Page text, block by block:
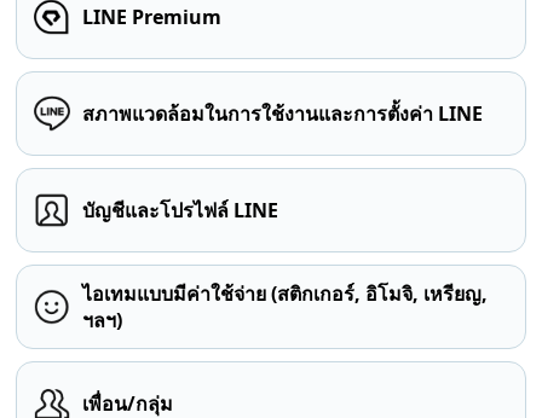
LINE Premium
สภาพแวดล้อมในการใช้งานและการตั้งค่า LINE
บัญชีและโปรไฟล์ LINE
ไอเทมแบบมีค่าใช้จ่าย (สติกเกอร์, อิโมจิ, เหรียญ,
ฯลฯ)
เพื่อน/กลุ่ม